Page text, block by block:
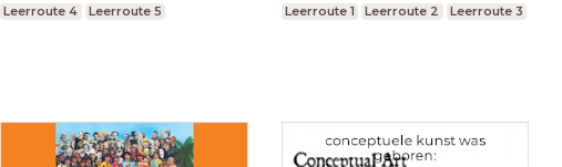
Leerroute 4
Leerroute 5
Leerroute 1
Leerroute 2 Leerroute 3